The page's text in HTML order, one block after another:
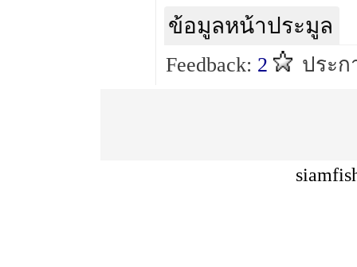
ข้อมูลหน้าประมูล
Feedback: 2 ประก